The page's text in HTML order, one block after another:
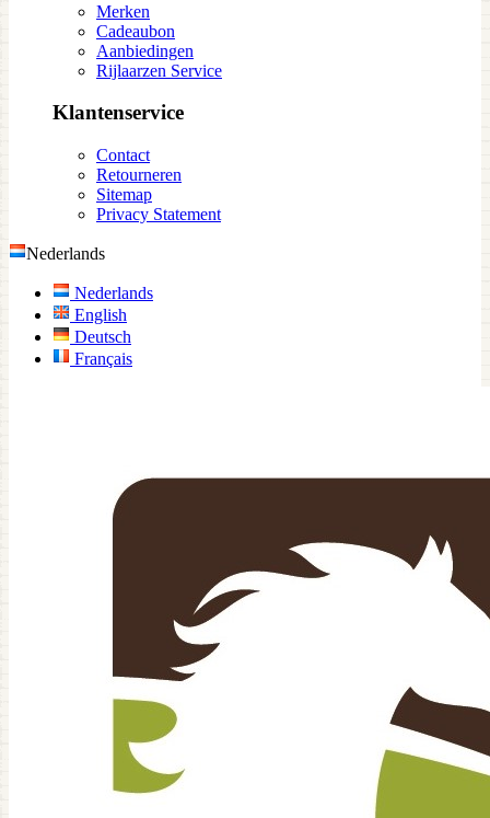
Merken
Cadeaubon
Aanbiedingen
Rijlaarzen Service
Klantenservice
Contact
Retourneren
Sitemap
Privacy Statement
Nederlands
Nederlands
English
Deutsch
Français